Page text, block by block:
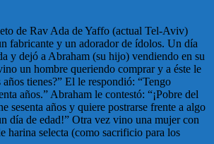
de Rav Ada de Yaffo (actual Tel-Aviv)
fabricante y un adorador de ídolos. Un día
y dejó a Abraham (su hijo) vendiendo en su
un hombre queriendo comprar y a éste le
tienes?” El le respondió: “Tengo
años.” Abraham le contestó: “¡Pobre del
sesenta años y quiere postrarse frente a algo
día de edad!” Otra vez vino una mujer con
harina selecta (como sacrificio para los